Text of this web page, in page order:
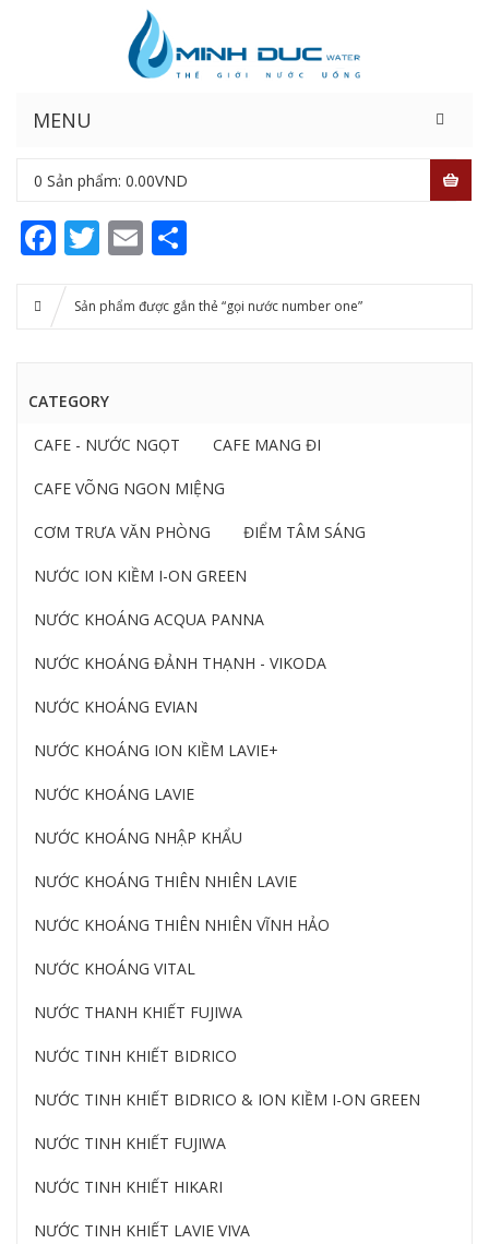
MENU
0 Sản phẩm: 0.00VND
Facebook
Twitter
Email
Sản phẩm được gắn thẻ “gọi nước number one”
CATEGORY
CAFE - NƯỚC NGỌT CAFE MANG ĐI
CAFE VÕNG NGON MIỆNG
CƠM TRƯA VĂN PHÒNG ĐIỂM TÂM SÁNG
NƯỚC ION KIỀM I-ON GREEN
NƯỚC KHOÁNG ACQUA PANNA
NƯỚC KHOÁNG ĐẢNH THẠNH - VIKODA
NƯỚC KHOÁNG EVIAN
NƯỚC KHOÁNG ION KIỀM LAVIE+
NƯỚC KHOÁNG LAVIE
NƯỚC KHOÁNG NHẬP KHẨU
NƯỚC KHOÁNG THIÊN NHIÊN LAVIE
NƯỚC KHOÁNG THIÊN NHIÊN VĨNH HẢO
NƯỚC KHOÁNG VITAL
NƯỚC THANH KHIẾT FUJIWA
NƯỚC TINH KHIẾT BIDRICO
NƯỚC TINH KHIẾT BIDRICO & ION KIỀM I-ON GREEN
NƯỚC TINH KHIẾT FUJIWA
NƯỚC TINH KHIẾT HIKARI
NƯỚC TINH KHIẾT LAVIE VIVA